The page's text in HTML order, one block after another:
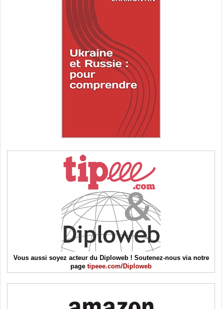
Vous aussi soyez acteur du Diploweb ! Soutenez-nous via notre
page tipeee.com/Diploweb